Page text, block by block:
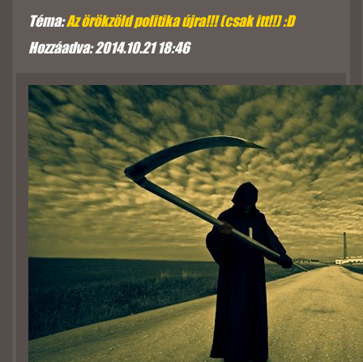
Téma:Az örökzöld politika újra!!! (csak itt!!) :D
Hozzáadva: 2014.10.21 18:46